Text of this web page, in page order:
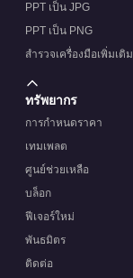
PPT เป็น JPG
PPT เป็น PNG
สำรวจเครื่องมือเพิ่มเติม
ทรัพยากร
การกำหนดราคา
เทมเพลต
ศูนย์ช่วยเหลือ
บล็อก
ฟีเจอร์ใหม่
พันธมิตร
ติดต่อ